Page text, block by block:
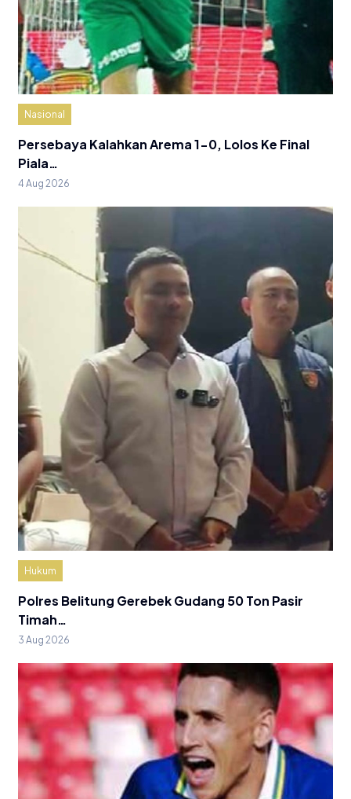
Nasional
Persebaya Kalahkan Arema 1-0, Lolos Ke Final
Piala…
4 Aug 2026
Hukum
Polres Belitung Gerebek Gudang 50 Ton Pasir
Timah…
3 Aug 2026